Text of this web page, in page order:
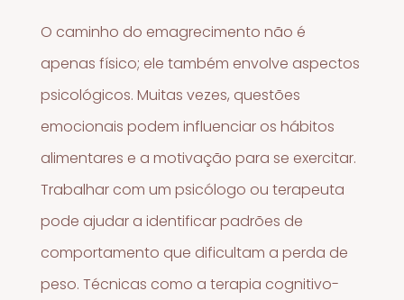
O caminho do emagrecimento não é
apenas físico; ele também envolve aspectos
psicológicos. Muitas vezes, questões
emocionais podem influenciar os hábitos
alimentares e a motivação para se exercitar.
Trabalhar com um psicólogo ou terapeuta
pode ajudar a identificar padrões de
comportamento que dificultam a perda de
peso. Técnicas como a terapia cognitivo-